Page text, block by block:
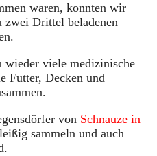
waren, konnten wir
zwei Drittel beladenen
wieder viele medizinische
Futter, Decken und
von Schnauze in
sammeln und auch